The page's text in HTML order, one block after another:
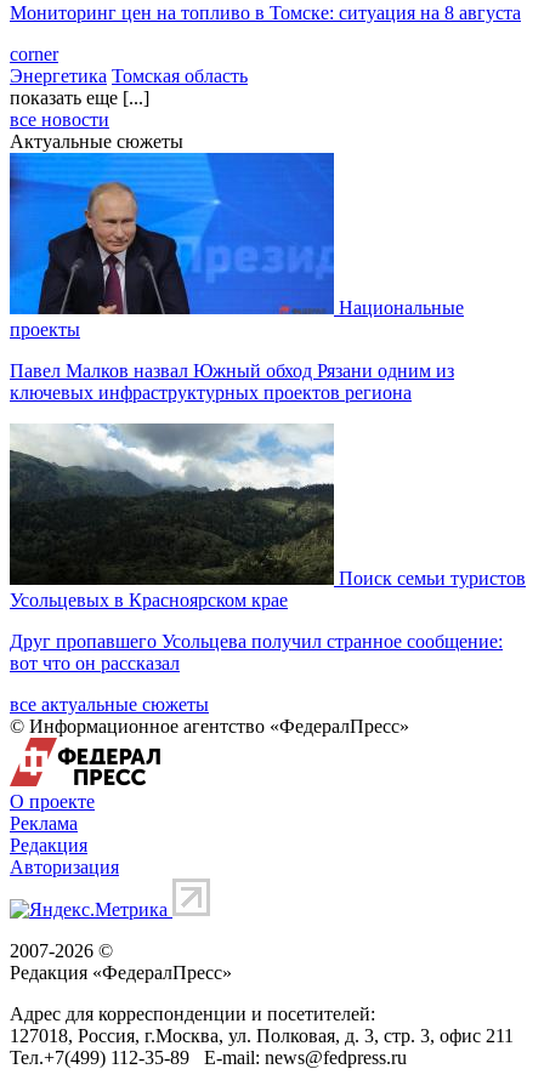
Мониторинг цен на топливо в Томске: ситуация на 8 августа
corner
Энергетика Томская область
показать еще [...]
все новости
Актуальные сюжеты
Национальные
проекты
Павел Малков назвал Южный обход Рязани одним из
ключевых инфраструктурных проектов региона
Поиск семьи туристов
Усольцевых в Красноярском крае
Друг пропавшего Усольцева получил странное сообщение:
вот что он рассказал
все актуальные сюжеты
© Информационное агентство «ФедералПресс»
О проекте
Реклама
Редакция
Авторизация
2007-2026 ©
Редакция «ФедералПресс»
Адрес для корреспонденции и посетителей:
127018, Россия, г.Москва, ул. Полковая, д. 3, стр. 3, офис 211
Тел.+7(499) 112-35-89 E-mail: news@fedpress.ru